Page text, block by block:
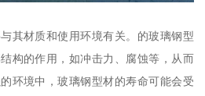
其材质和使用环境有关。的玻璃钢型
构的作用，如冲击力、腐蚀等，从而
环境中，玻璃钢型材的寿命可能会受